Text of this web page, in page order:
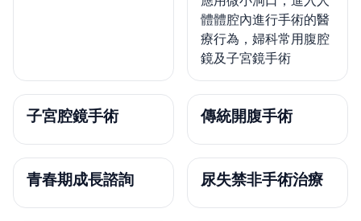
體體腔內進行手術的醫
療行為，婦科常用腹腔
鏡及子宮鏡手術
子宮腔鏡手術 傳統開腹手術
青春期成長諮詢 尿失禁非手術治療